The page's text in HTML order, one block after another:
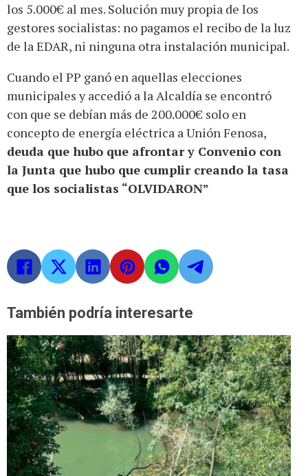
los 5.000€ al mes. Solución muy propia de los
gestores socialistas: no pagamos el recibo de la luz
de la EDAR, ni ninguna otra instalación municipal.
Cuando el PP ganó en aquellas elecciones
municipales y accedió a la Alcaldía se encontró
con que se debían más de 200.000€ solo en
concepto de energía eléctrica a Unión Fenosa,
deuda que hubo que afrontar y Convenio con
la Junta que hubo que cumplir creando la tasa
que los socialistas “OLVIDARON”
También podría interesarte